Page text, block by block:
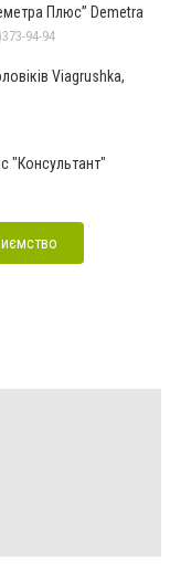
Плюс” Demetra
94-94
Viagrushka,
"Консультант"